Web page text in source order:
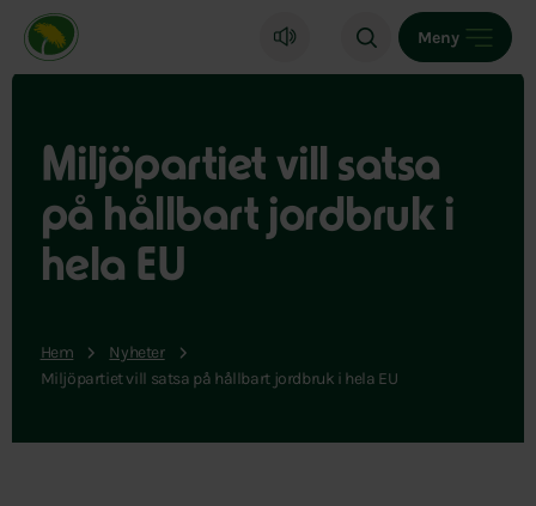
Miljöpartiet de gröna, startsida
Meny
Miljöpartiet vill satsa
på hållbart jordbruk i
hela EU
Hem
Nyheter
Miljöpartiet vill satsa på hållbart jordbruk i hela EU